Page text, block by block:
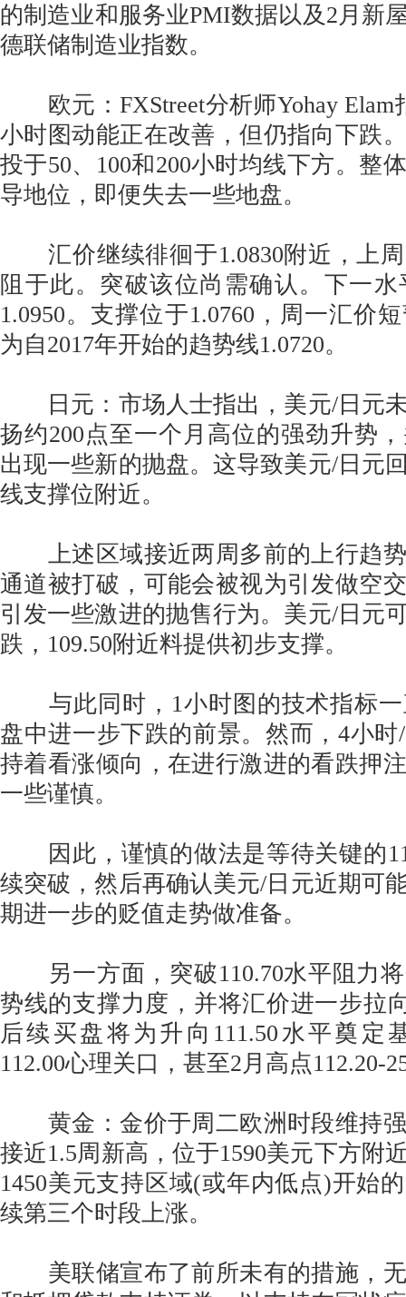
的制造业和服务业PMI数据以及2月新
德联储制造业指数。
欧元：FXStreet分析师Yohay Elam
小时图动能正在改善，但仍指向下跌
投于50、100和200小时均线下方。整
导地位，即便失去一些地盘。
汇价继续徘徊于1.0830附近，上周
阻于此。突破该位尚需确认。下一水
1.0950。支撑位于1.0760，周一汇价
为自2017年开始的趋势线1.0720。
日元：市场人士指出，美元/日元
扬约200点至一个月高位的强劲升势
出现一些新的抛盘。这导致美元/日元
线支撑位附近。
上述区域接近两周多前的上行趋势
通道被打破，可能会被视为引发做空
引发一些激进的抛售行为。美元/日元
跌，109.50附近料提供初步支撑。
与此同时，1小时图的技术指标一
盘中进一步下跌的前景。然而，4小
持着看涨倾向，在进行激进的看跌押
一些谨慎。
因此，谨慎的做法是等待关键的
续突破，然后再确认美元/日元近期可
期进一步的贬值走势做准备。
另一方面，突破110.70水平阻力将
势线的支撑力度，并将汇价进一步拉
后续买盘将为升向111.50水平奠定
112.00心理关口，甚至2月高点112.20-
黄金：金价于周二欧洲时段维持强
接近1.5周新高，位于1590美元下方附
1450美元支持区域(或年内低点)开始
续第三个时段上涨。
美联储宣布了前所未有的措施，无